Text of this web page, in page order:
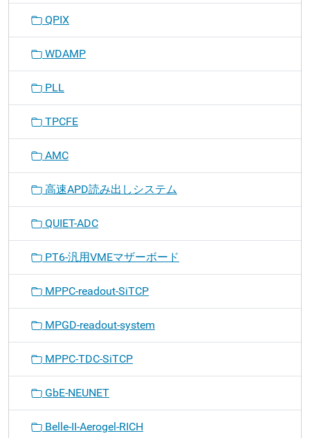
QPIX
WDAMP
PLL
TPCFE
AMC
高速APD読み出しシステム
QUIET-ADC
PT6-汎用VMEマザーボード
MPPC-readout-SiTCP
MPGD-readout-system
MPPC-TDC-SiTCP
GbE-NEUNET
Belle-II-Aerogel-RICH